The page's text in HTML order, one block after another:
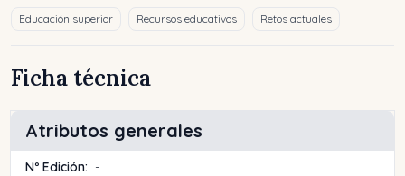
Educación superior Recursos educativos Retos actuales
Ficha técnica
Atributos generales
Nº Edición: -